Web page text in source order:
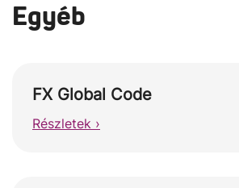
Egyéb
FX Global Code
Részletek ›